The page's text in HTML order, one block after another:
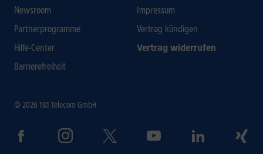
Newsroom
Partnerprogramme
Hilfe-Center
Barrierefreiheit
Impressum
Vertrag kündigen
Vertrag widerrufen
© 2026 1&1 Telecom GmbH